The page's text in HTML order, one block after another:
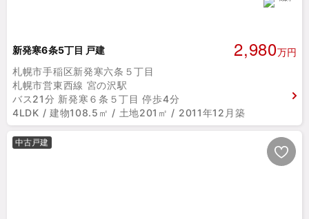
新発寒6条5丁目 戸建 2,980万円
札幌市手稲区新発寒六条５丁目
札幌市営東西線 宮の沢駅
バス21分 新発寒６条５丁目 停歩4分
4LDK / 建物108.5㎡ / 土地201㎡ / 2011年12月築
中古戸建